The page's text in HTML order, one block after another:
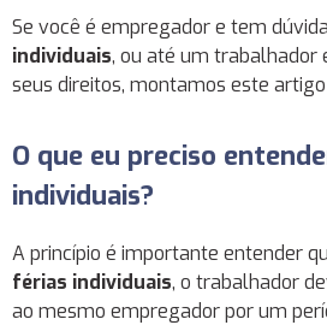
Se você é empregador e tem
individuais, ou até um trabalhador
seus direitos, montamos este
O que eu preciso
individuais?
A princípio é importante entender
férias individuais, o trabalhador
ao mesmo empregador por um